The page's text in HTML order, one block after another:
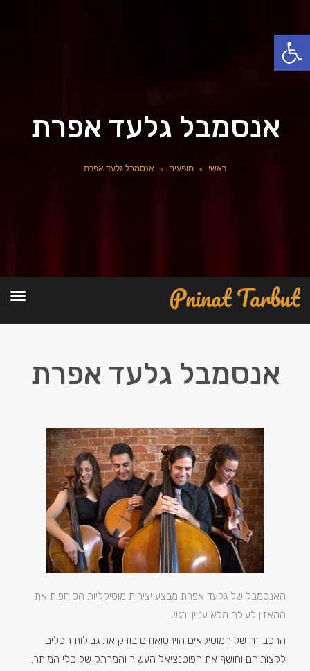
פתח סרגל נגישות
אנסמבל גלעד אפרת
ראשי » מופעים » אנסמבל גלעד אפרת
Pninat Tarbut
אנסמבל גלעד אפרת
האנסמבל של גלעד אפרת מבצע יצירות מוסיקליות הסוחפות את
המאזין לעולם מלא עניין ורגש.
הרכב זה של המוסיקאים הוירטואוזים בודק את גבולות הכלים
לקצותיהם וחושף את הפוטנציאל העשיר והמרתק של כלי המיתר.